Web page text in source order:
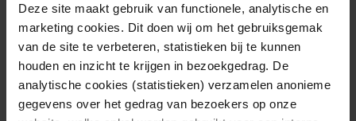
Deze site maakt gebruik van functionele, analytische en
marketing cookies. Dit doen wij om het gebruiksgemak
van de site te verbeteren, statistieken bij te kunnen
houden en inzicht te krijgen in bezoekgedrag. De
analytische cookies (statistieken) verzamelen anonieme
gegevens over het gedrag van bezoekers op onze